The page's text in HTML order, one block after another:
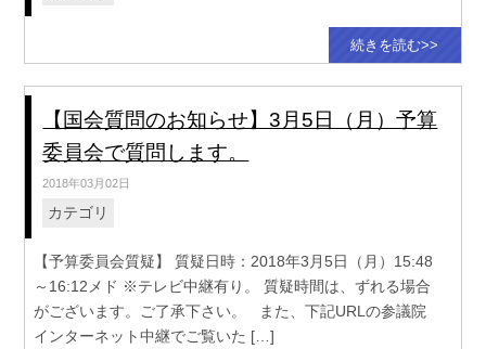
続きを読む>>
【国会質問のお知らせ】3月5日（月）予算
委員会で質問します。
2018年03月02日
カテゴリ
【予算委員会質疑】 質疑日時：2018年3月5日（月）15:48
～16:12メド ※テレビ中継有り。 質疑時間は、ずれる場合
がございます。ご了承下さい。 また、下記URLの参議院
インターネット中継でご覧いた […]